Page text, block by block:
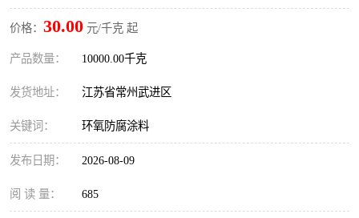
价格： 30.00 元/千克 起
产品数量： 10000.00千克
发货地址： 江苏省常州武进区
关键词： 环氧防腐涂料
发布日期： 2026-08-09
阅 读 量： 685